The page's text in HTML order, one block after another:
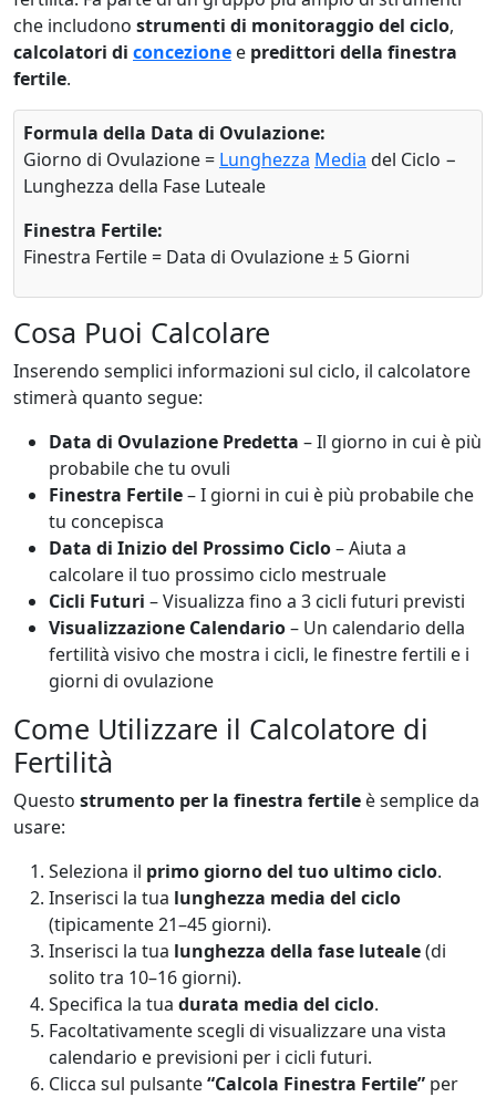
che includono strumenti di monitoraggio del ciclo,
calcolatori di concezione e predittori della finestra
fertile.
Formula della Data di Ovulazione:
Giorno di Ovulazione = Lunghezza Media del Ciclo −
Lunghezza della Fase Luteale
Finestra Fertile:
Finestra Fertile = Data di Ovulazione ± 5 Giorni
Cosa Puoi Calcolare
Inserendo semplici informazioni sul ciclo, il calcolatore
stimerà quanto segue:
Data di Ovulazione Predetta – Il giorno in cui è più
probabile che tu ovuli
Finestra Fertile– I giorni in cui è più probabile che
tu concepisca
Data di Inizio del Prossimo Ciclo– Aiuta a
calcolare il tuo prossimo ciclo mestruale
Cicli Futuri – Visualizza fino a 3 cicli futuri previsti
Visualizzazione Calendario– Un calendario della
fertilità visivo che mostra i cicli, le finestre fertili e i
giorni di ovulazione
Come Utilizzare il Calcolatore di
Fertilità
Questo strumento per la finestra fertile è semplice da
usare:
Seleziona il primo giorno del tuo ultimo ciclo.
Inserisci la tua lunghezza media del ciclo
(tipicamente 21–45 giorni).
Inserisci la tua lunghezza della fase luteale(di
solito tra 10–16 giorni).
Specifica la tua durata media del ciclo.
Facoltativamente scegli di visualizzare una vista
calendario e previsioni per i cicli futuri.
Clicca sul pulsante“Calcola Finestra Fertile” per